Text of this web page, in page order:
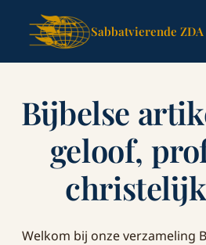
Sabbatvierende ZDA
Bijbelse
geloof,
Welkom bij onze verzameling